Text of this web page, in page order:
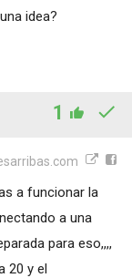
idea?
1
a funcionar la
a una
para eso,,,,
20 y el